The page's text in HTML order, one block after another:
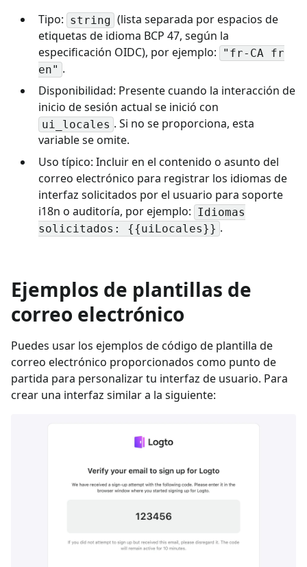
Tipo: string (lista separada por espacios de
etiquetas de idioma BCP 47, según la
especificación OIDC), por ejemplo:
"fr-CA fr
en" .
Disponibilidad: Presente cuando la interacción de
inicio de sesión actual se inició con
ui_locales . Si no se proporciona, esta
variable se omite.
Uso típico: Incluir en el contenido o asunto del
correo electrónico para registrar los idiomas de
interfaz solicitados por el usuario para soporte
i18n o auditoría, por ejemplo: Idiomas
solicitados: {{uiLocales}} .
Ejemplos de plantillas de
correo electrónico
Puedes usar los ejemplos de código de plantilla de
correo electrónico proporcionados como punto de
partida para personalizar tu interfaz de usuario. Para
crear una interfaz similar a la siguiente: